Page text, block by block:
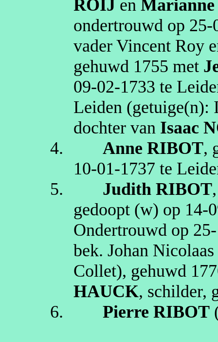
ROIJ enMarianne
ondertrouwd op
vader Vincent Roy
gehuwd 1755 met
09‑02‑1733 te
Leiden (getuige(n):
dochter van Isaac
4.
Anne RIBOT,
10‑01‑1737 te
5.
Judith RIBOT
gedoopt (w) op
Ondertrouwd op
bek. Johan
Collet), gehuwd
HAUCK, schilder,
6.
Pierre RIBOT